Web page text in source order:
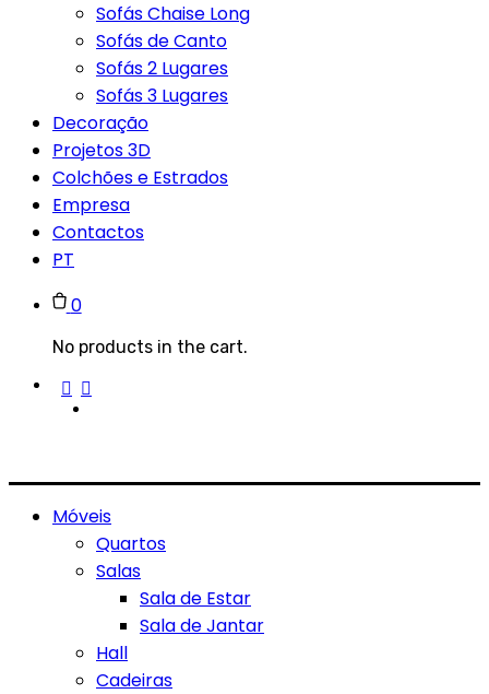
Sofás Chaise Long
Sofás de Canto
Sofás 2 Lugares
Sofás 3 Lugares
Decoração
Projetos 3D
Colchões e Estrados
Empresa
Contactos
PT
0
No products in the cart.
Móveis
Quartos
Salas
Sala de Estar
Sala de Jantar
Hall
Cadeiras